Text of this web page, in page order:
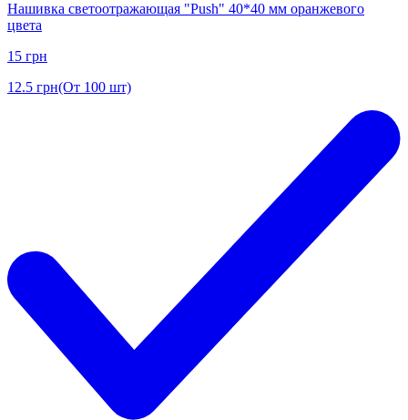
Нашивка светоотражающая "Push" 40*40 мм оранжевого
цвета
15 грн
12.5 грн(От 100 шт)